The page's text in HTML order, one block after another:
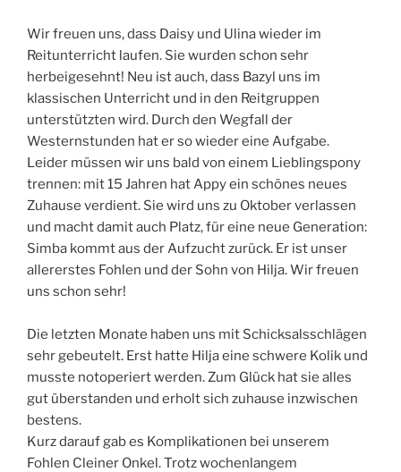
Wir freuen uns, dass Daisy und Ulina wieder im
Reitunterricht laufen. Sie wurden schon sehr
herbeigesehnt! Neu ist auch, dass Bazyl uns im
klassischen Unterricht und in den Reitgruppen
unterstützten wird. Durch den Wegfall der
Westernstunden hat er so wieder eine Aufgabe.
Leider müssen wir uns bald von einem Lieblingspony
trennen: mit 15 Jahren hat Appy ein schönes neues
Zuhause verdient. Sie wird uns zu Oktober verlassen
und macht damit auch Platz, für eine neue Generation:
Simba kommt aus der Aufzucht zurück. Er ist unser
allererstes Fohlen und der Sohn von Hilja. Wir freuen
uns schon sehr!
Die letzten Monate haben uns mit Schicksalsschlägen
sehr gebeutelt. Erst hatte Hilja eine schwere Kolik und
musste notoperiert werden. Zum Glück hat sie alles
gut überstanden und erholt sich zuhause inzwischen
bestens.
Kurz darauf gab es Komplikationen bei unserem
Fohlen Cleiner Onkel. Trotz wochenlangem